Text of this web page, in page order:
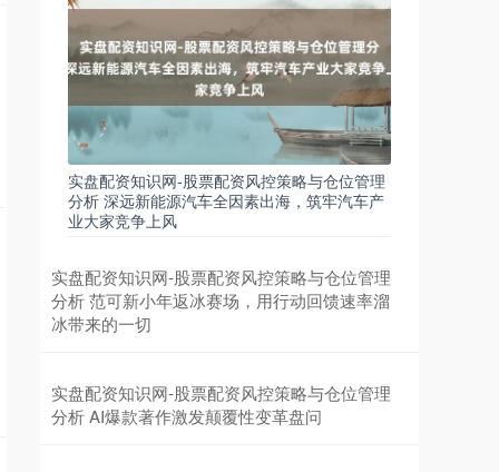
实盘配资知识网-股票配资风控策略与仓位管理
分析 深远新能源汽车全因素出海，筑牢汽车产
业大家竞争上风
实盘配资知识网-股票配资风控策略与仓位管理
分析 范可新小年返冰赛场，用行动回馈速率溜
冰带来的一切
实盘配资知识网-股票配资风控策略与仓位管理
分析 AI爆款著作激发颠覆性变革盘问